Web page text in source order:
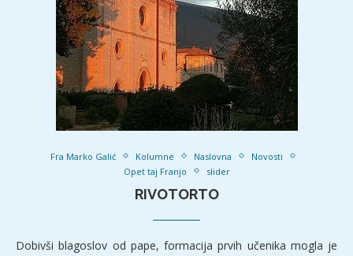
Fra Marko Galić Kolumne Naslovna
Novosti
Opet taj Franjo
slider
RIVOTORTO
Dobivši blagoslov od pape, formacija prvih učenika mogla je